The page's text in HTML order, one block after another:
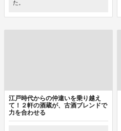
た。
江戸時代からの仲違いを乗り越え
て！２軒の酒蔵が、古酒ブレンドで
力を合わせる